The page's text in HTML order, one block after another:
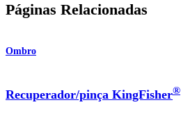
Páginas Relacionadas
Ombro
Recuperador/pinça KingFisher®